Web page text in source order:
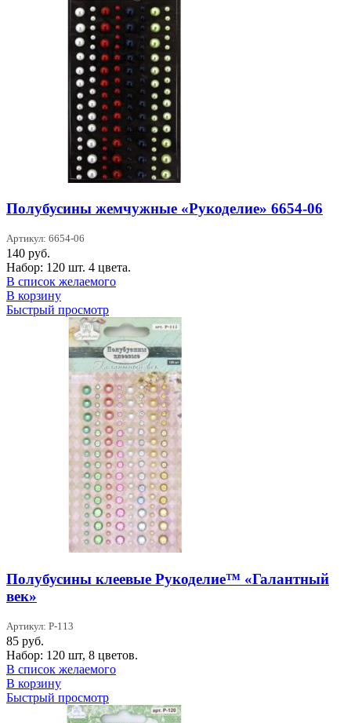
Полубусины жемчужные «Рукоделие» 6654-06
Артикул: 6654-06
140 руб.
Набор: 120 шт. 4 цвета.
В список желаемого
В корзину
Быстрый просмотр
Полубусины клеевые Рукоделие™ «Галантный
век»
Артикул: P-113
85 руб.
Набор: 120 шт, 8 цветов.
В список желаемого
В корзину
Быстрый просмотр